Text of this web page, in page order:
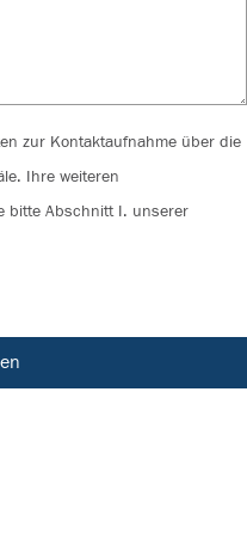
zur Kontaktaufnahme über die
Ihre weiteren
bitte Abschnitt I. unserer